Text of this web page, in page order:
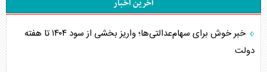
آخرین اخبار
خبر خوش برای سهام‌عدالتی‌ها؛ واریز بخشی از سود ۱۴۰۴ تا هفته
دولت